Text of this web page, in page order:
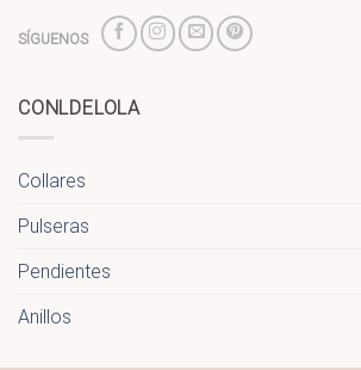
SÍGUENOS
CONLDELOLA
Collares
Pulseras
Pendientes
Anillos